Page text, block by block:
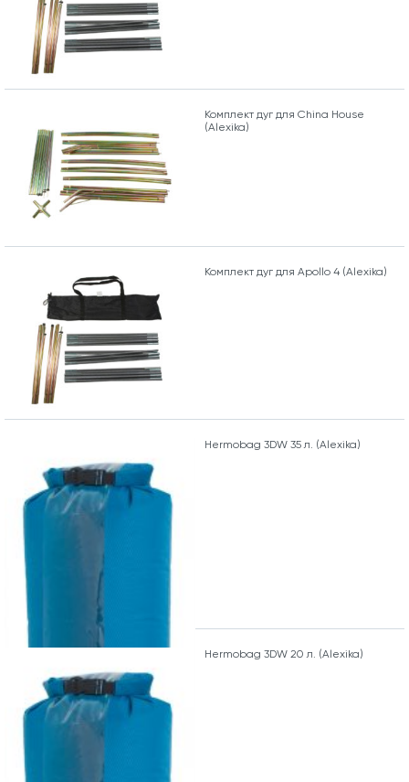
Комплект дуг для China House
(Alexika)
Комплект дуг для Apollo 4 (Alexika)
Hermobag 3DW 35 л. (Alexika)
Hermobag 3DW 20 л. (Alexika)